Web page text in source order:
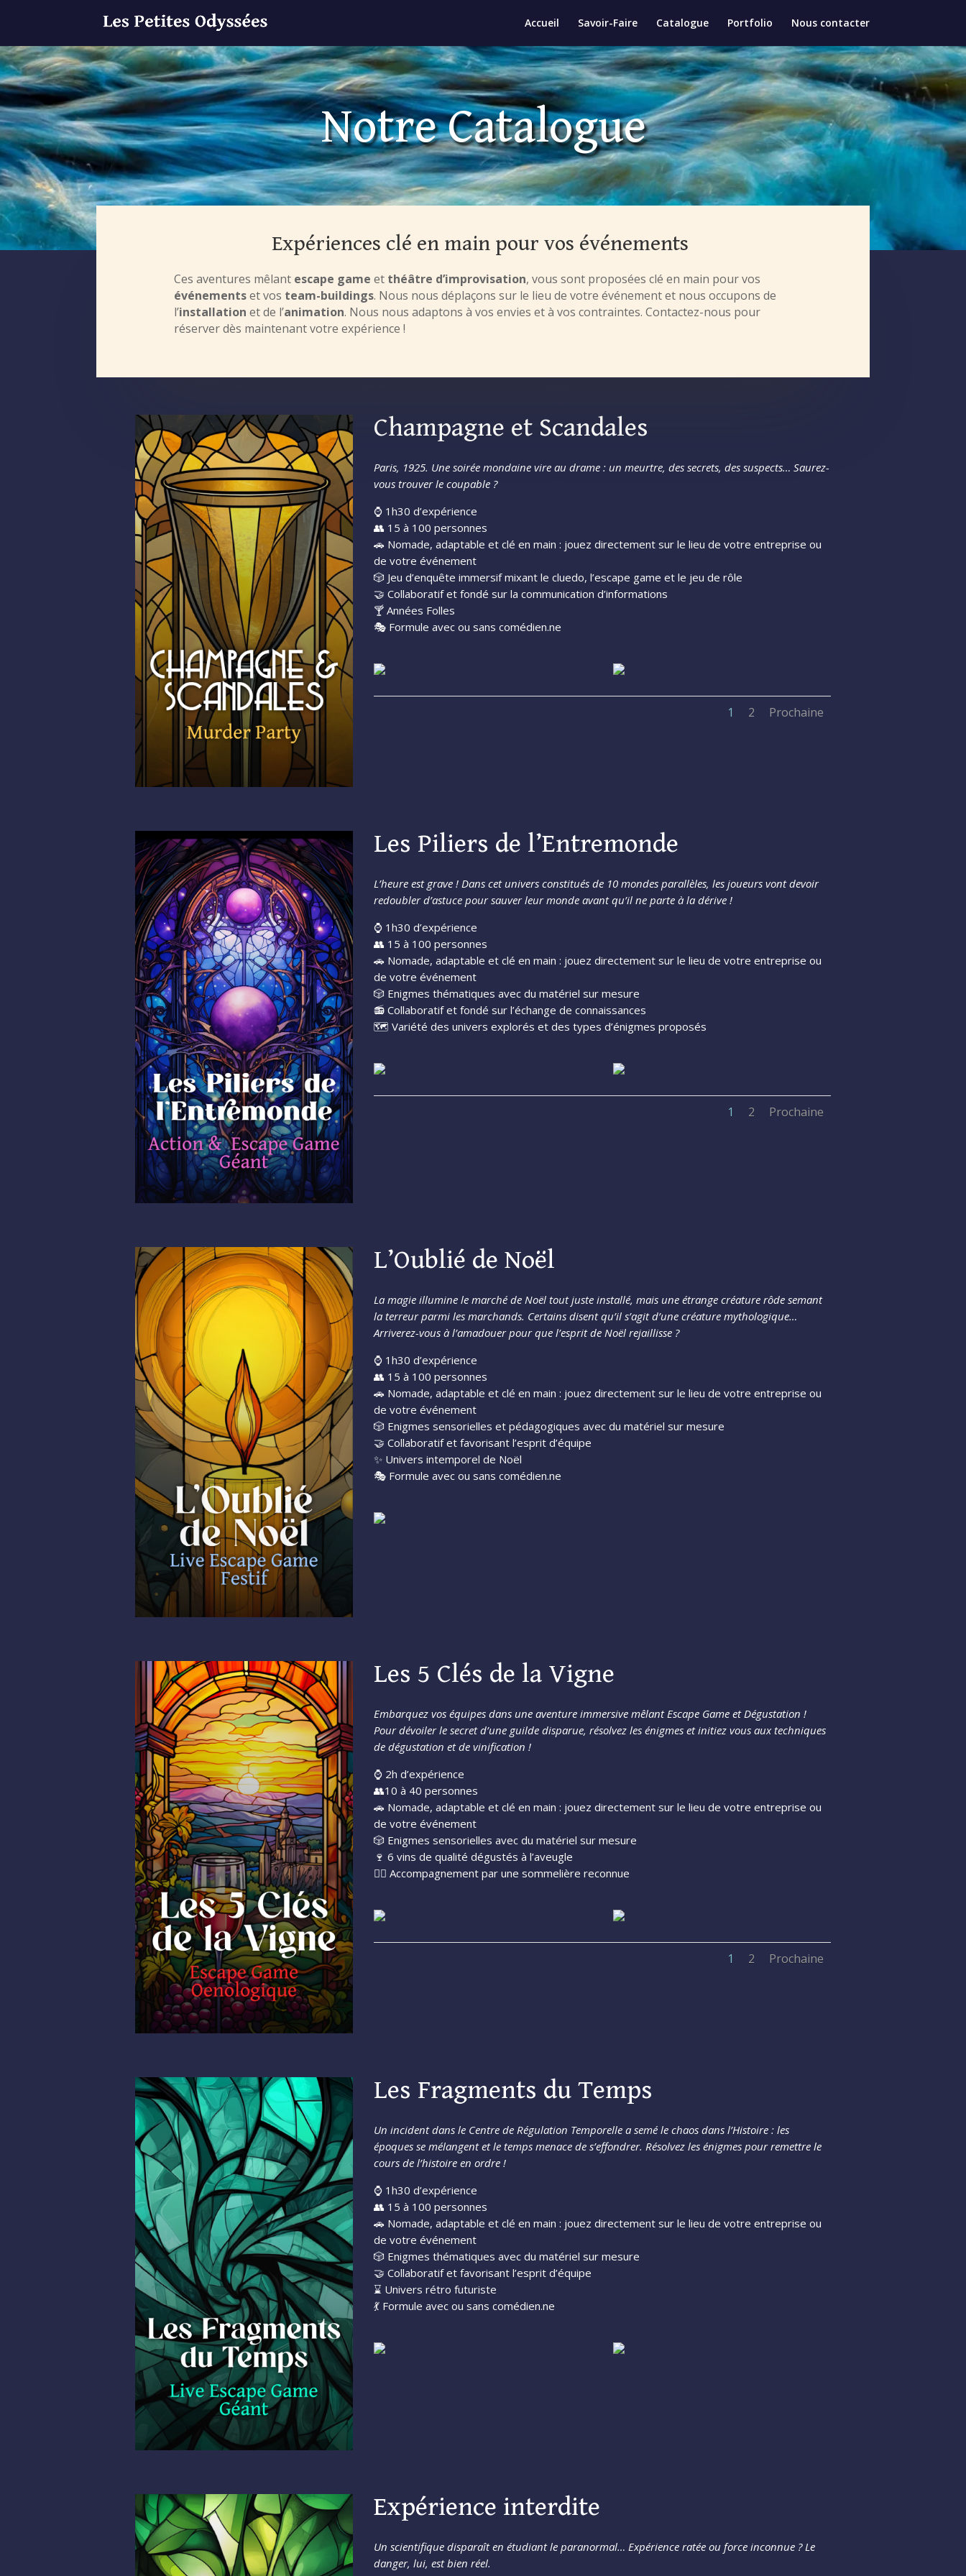
Accueil Savoir-Faire Catalogue Portfolio Nous contacter
Notre Catalogue
Expériences clé en main pour vos événements
Ces aventures mêlant escape game et théâtre d’improvisation, vous sont proposées clé en main pour vos
événementset vos team-buildings. Nous nous déplaçons sur le lieu de votre événement et nous occupons de
l’installation et de l’animation. Nous nous adaptons à vos envies et à vos contraintes. Contactez-nous pour
réserver dès maintenant votre expérience !
Champagne et Scandales
Paris, 1925. Une soirée mondaine vire au drame : un meurtre, des secrets, des suspects… Saurez-
vous trouver le coupable ?
⌚ 1h30 d’expérience
👥 15 à 100 personnes
🚗 Nomade, adaptable et clé en main : jouez directement sur le lieu de votre entreprise ou
de votre événement
🎲 Jeu d’enquête immersif mixant le cluedo, l’escape game et le jeu de rôle
🤝 Collaboratif et fondé sur la communication d’informations
🍸 Années Folles
🎭 Formule avec ou sans comédien.ne
1 2 Prochaine
Les Piliers de l’Entremonde
L’heure est grave ! Dans cet univers constitués de 10 mondes parallèles, les joueurs vont devoir
redoubler d’astuce pour sauver leur monde avant qu’il ne parte à la dérive !
⌚ 1h30 d’expérience
👥 15 à 100 personnes
🚗 Nomade, adaptable et clé en main : jouez directement sur le lieu de votre entreprise ou
de votre événement
🎲 Enigmes thématiques avec du matériel sur mesure
📻 Collaboratif et fondé sur l’échange de connaissances
🗺️ Variété des univers explorés et des types d’énigmes proposés
1 2 Prochaine
L’Oublié de Noël
La magie illumine le marché de Noël tout juste installé, mais une étrange créature rôde semant
la terreur parmi les marchands. Certains disent qu’il s’agit d’une créature mythologique…
Arriverez-vous à l’amadouer pour que l’esprit de Noël rejaillisse ?
⌚ 1h30 d’expérience
👥 15 à 100 personnes
🚗 Nomade, adaptable et clé en main : jouez directement sur le lieu de votre entreprise ou
de votre événement
🎲 Enigmes sensorielles et pédagogiques avec du matériel sur mesure
🤝 Collaboratif et favorisant l’esprit d’équipe
✨ Univers intemporel de Noël
🎭 Formule avec ou sans comédien.ne
Les 5 Clés de la Vigne
Embarquez vos équipes dans une aventure immersive mêlant Escape Game et Dégustation !
Pour dévoiler le secret d’une guilde disparue, résolvez les énigmes et initiez vous aux techniques
de dégustation et de vinification !
⌚ 2h d’expérience
👥10 à 40 personnes
🚗 Nomade, adaptable et clé en main : jouez directement sur le lieu de votre entreprise ou
de votre événement
🎲 Enigmes sensorielles avec du matériel sur mesure
🍷 6 vins de qualité dégustés à l’aveugle
🧝‍♀️ Accompagnement par une sommelière reconnue
1 2 Prochaine
Les Fragments du Temps
Un incident dans le Centre de Régulation Temporelle a semé le chaos dans l’Histoire : les
époques se mélangent et le temps menace de s’effondrer. Résolvez les énigmes pour remettre le
cours de l’histoire en ordre !
⌚ 1h30 d’expérience
👥 15 à 100 personnes
🚗 Nomade, adaptable et clé en main : jouez directement sur le lieu de votre entreprise ou
de votre événement
🎲 Enigmes thématiques avec du matériel sur mesure
🤝 Collaboratif et favorisant l’esprit d’équipe
⌛️ Univers rétro futuriste
💃 Formule avec ou sans comédien.ne
Expérience interdite
Un scientifique disparaît en étudiant le paranormal… Expérience ratée ou force inconnue ? Le
danger, lui, est bien réel.